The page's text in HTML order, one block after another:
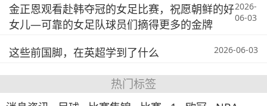
金正恩观看赴韩夺冠的女足比赛，祝愿朝鲜的好
女儿—可靠的女足队球员们摘得更多的金牌
2026-
06-03
这些前国脚，在英超学到了什么 2026-06-03
热门标签